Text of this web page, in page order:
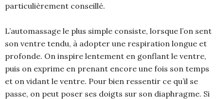
particulièrement conseillé.
L’automassage le plus simple consiste, lorsque l’on sent
son ventre tendu, à adopter une respiration longue et
profonde. On inspire lentement en gonflant le ventre,
puis on exprime en prenant encore une fois son temps
et on vidant le ventre. Pour bien ressentir ce qu’il se
passe, on peut poser ses doigts sur son diaphragme. Si